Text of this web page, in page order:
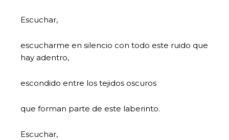
Escuchar,
escucharme en silencio con todo este ruido que
hay adentro,
escondido entre los tejidos oscuros
que forman parte de este laberinto.
Escuchar,